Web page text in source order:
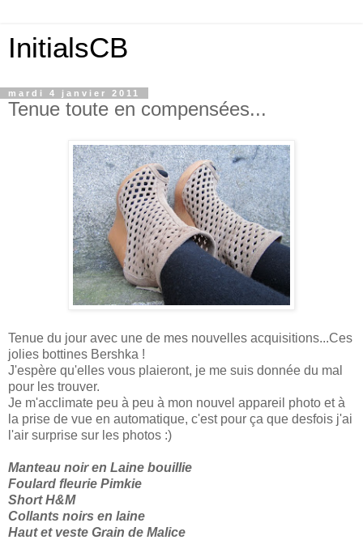
InitialsCB
mardi 4 janvier 2011
Tenue toute en compensées...
Tenue du jour avec une de mes nouvelles acquisitions...Ces
jolies bottines Bershka !
J'espère qu'elles vous plaieront, je me suis donnée du mal
pour les trouver.
Je m'acclimate peu à peu à mon nouvel appareil photo et à
la prise de vue en automatique, c'est pour ça que desfois j'ai
l'air surprise sur les photos :)
Manteau noir en Laine bouillie
Foulard fleurie Pimkie
Short H&M
Collants noirs en laine
Haut et veste Grain de Malice